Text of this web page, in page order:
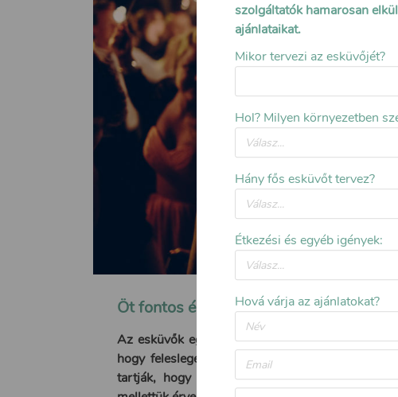
Öt fontos érv a vőfély mellett
Az esküvők egyik legkényesebb kérdése a
hogy felesleges, majd egy barát rendezgeti a
tartják, hogy vőfély nélkül zökkenőmentesen
szolgáltatók hamarosan
ajánlataikat.
Mikor tervezi az esküvőjét?
Hol? Milyen környezetben
Hány fős esküvőt tervez?
Étkezési és egyéb igények:
Hová várja az ajánlatokat?